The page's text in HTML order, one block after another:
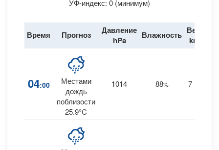
УФ-индекс: 0 (минимум)
Время Прогноз
Давление
hPa
Влажность Ветер
km/h
04:00
Местами
дождь
поблизости
25.9°C
1014 88% 7